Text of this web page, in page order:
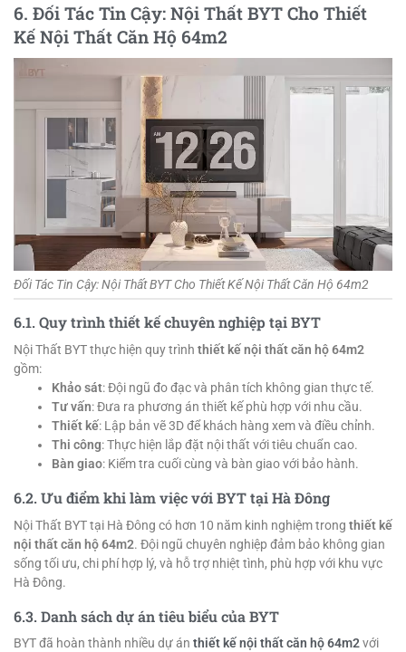
6. Đối Tác Tin Cậy: Nội Thất BYT Cho Thiết
Kế Nội Thất Căn Hộ 64m2
Đối Tác Tin Cậy: Nội Thất BYT Cho Thiết Kế Nội Thất Căn Hộ 64m2
6.1. Quy trình thiết kế chuyên nghiệp tại BYT
Nội Thất BYT thực hiện quy trình thiết kế nội thất căn hộ 64m2
gồm:
Khảo sát: Đội ngũ đo đạc và phân tích không gian thực tế.
Tư vấn: Đưa ra phương án thiết kế phù hợp với nhu cầu.
Thiết kế: Lập bản vẽ 3D để khách hàng xem và điều chỉnh.
Thi công: Thực hiện lắp đặt nội thất với tiêu chuẩn cao.
Bàn giao: Kiểm tra cuối cùng và bàn giao với bảo hành.
6.2. Ưu điểm khi làm việc với BYT tại Hà Đông
Nội Thất BYT tại Hà Đông có hơn 10 năm kinh nghiệm trong thiết kế
nội thất căn hộ 64m2. Đội ngũ chuyên nghiệp đảm bảo không gian
sống tối ưu, chi phí hợp lý, và hỗ trợ nhiệt tình, phù hợp với khu vực
Hà Đông.
6.3. Danh sách dự án tiêu biểu của BYT
BYT đã hoàn thành nhiều dự án thiết kế nội thất căn hộ 64m2với